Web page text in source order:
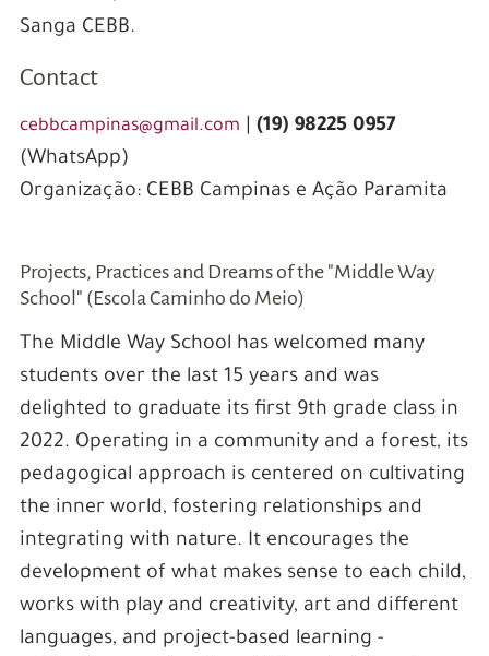
Sanga CEBB.
Contact
cebbcampinas@gmail.com
(19) 98225 0957
(WhatsApp)
Organização: CEBB Campinas e Ação Paramita
Projects, Practices and Dreams of the "Middle Way
School" (Escola Caminho do Meio)
The Middle Way School has welcomed many
students over the last 15 years and was
delighted to graduate its first 9th grade class in
2022. Operating in a community and a forest, its
pedagogical approach is centered on cultivating
the inner world, fostering relationships and
integrating with nature. It encourages the
development of what makes sense to each child,
works with play and creativity, art and different
languages, and project-based learning -